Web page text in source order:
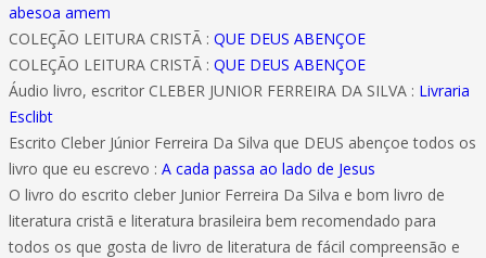
abesoa amem
COLEÇÃO LEITURA CRISTÃ : QUE DEUS ABENÇOE
COLEÇÃO LEITURA CRISTÃ : QUE DEUS ABENÇOE
Áudio livro, escritor CLEBER JUNIOR FERREIRA DA SILVA : Livraria
Esclibt
Escrito Cleber Júnior Ferreira Da Silva que DEUS abençoe todos os
livro que eu escrevo : A cada passa ao lado de Jesus
O livro do escrito cleber Junior Ferreira Da Silva e bom livro de
literatura cristã e literatura brasileira bem recomendado para
todos os que gosta de livro de literatura de fácil compreensão e